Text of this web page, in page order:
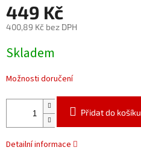
449 Kč
400,89 Kč bez DPH
cena:
Skladem
Možnosti doručení
Přidat do košíku
Detailní informace